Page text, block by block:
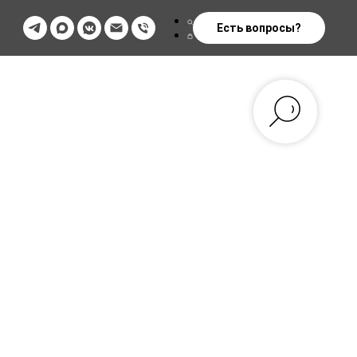
Есть вопросы?